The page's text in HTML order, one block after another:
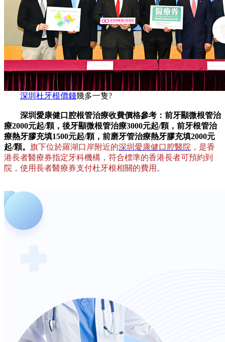
深圳杜牙根價錢幾多一隻?
深圳愛康健口腔根管治療收費價格參考：前牙顯微根管治
療2000元起/顆，後牙顯微根管治療3000元起/顆，前牙根管治
療熱牙膠充填1500元起/顆，前磨牙管治療熱牙膠充填2000元
起/顆。 旗下位於羅湖口岸附近的深圳愛康健口腔醫院 ，是香
港長者醫療券指定牙科機構，符合標準的香港長者可預約到
院，使用長者醫療券支付杜牙根相關的費用。